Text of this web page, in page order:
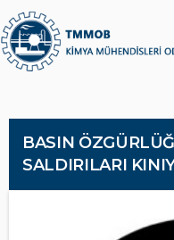
BASIN
SALDIRILARI